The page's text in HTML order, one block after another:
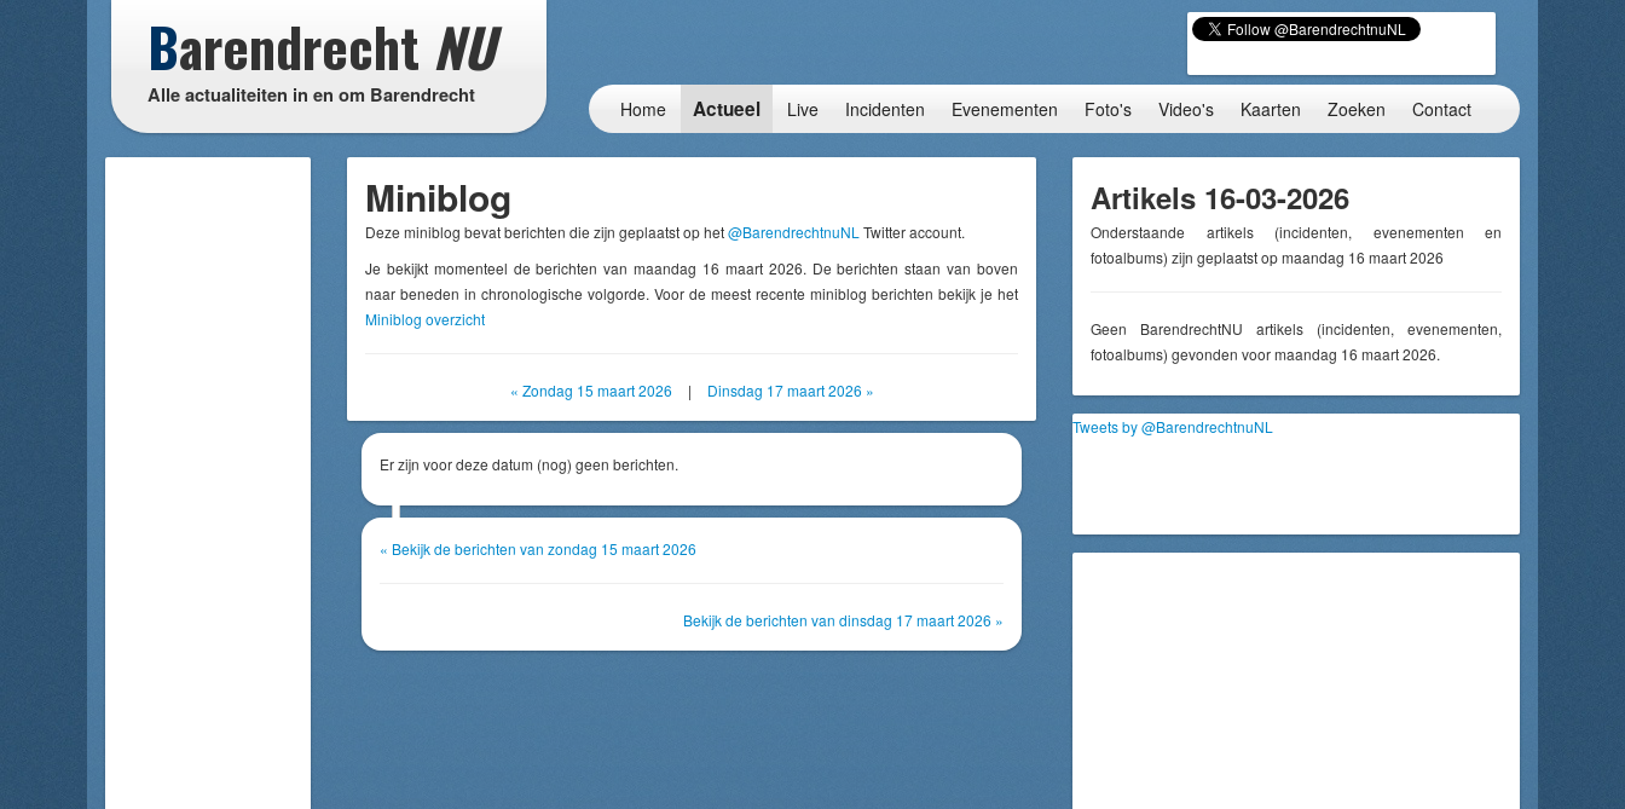
Barendrecht NU
Alle actualiteiten in en om Barendrecht
Home Actueel Live Incidenten Evenementen Foto's Video's Kaarten Zoeken Contact
Miniblog
Deze miniblog bevat berichten die zijn geplaatst op het@BarendrechtnuNL Twitter account.
Je bekijkt momenteel de berichten van maandag 16 maart 2026. De berichten staan van boven
naar beneden in chronologische volgorde. Voor de meest recente miniblog berichten bekijk je het
Miniblog overzicht
« Zondag 15 maart 2026 | Dinsdag 17 maart 2026 »
Er zijn voor deze datum (nog) geen berichten.
« Bekijk de berichten van zondag 15 maart 2026
Bekijk de berichten van dinsdag 17 maart 2026 »
Artikels 16-03-2026
Onderstaande artikels (incidenten, evenementen en
fotoalbums) zijn geplaatst op maandag 16 maart 2026
Geen BarendrechtNU artikels (incidenten, evenementen,
fotoalbums) gevonden voor maandag 16 maart 2026.
Tweets by @BarendrechtnuNL